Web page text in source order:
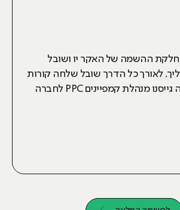
ההשמה של האקר יו ושובל
לאורך כל הדרך שובל שלחה קורות
חיים עד שבזכותה גייסנו מנהלת קמפיינים PPC לחברה